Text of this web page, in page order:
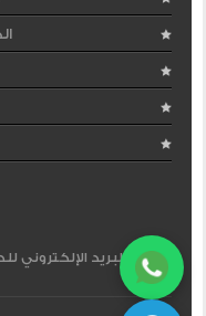
البريد الإلكتروني